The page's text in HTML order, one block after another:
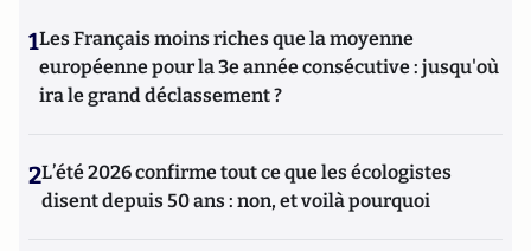
1Les Français moins riches que la moyenne
européenne pour la 3e année consécutive : jusqu'où
ira le grand déclassement ?
2L’été 2026 confirme tout ce que les écologistes
disent depuis 50 ans : non, et voilà pourquoi